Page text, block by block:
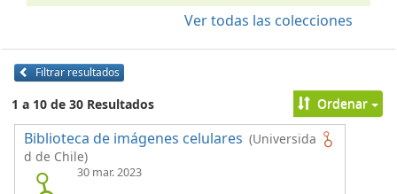
Ver todas las colecciones
Filtrar resultados
1 a 10 de 30 Resultados Ordenar
Biblioteca de imágenes celulares (Universida
d de Chile)
30 mar. 2023